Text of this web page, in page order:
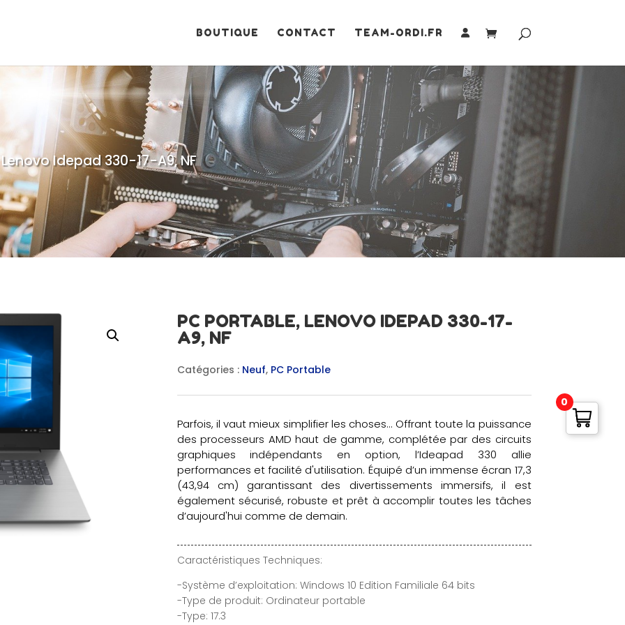
BOUTIQUE CONTACT TEAM-ORDI.FR
Idepad 330-17-A9, NF
PC PORTABLE, LENOVO IDEPAD 330-17-
A9, NF
Catégories : Neuf, PC Portable
Parfois, il vaut mieux simplifier les choses… Offrant toute la puissance
des processeurs AMD haut de gamme, complétée par des circuits
graphiques indépendants en option, l’Ideapad 330 allie
performances et facilité d'utilisation. Équipé d’un immense écran 17,3
(43,94 cm) garantissant des divertissements immersifs, il est
également sécurisé, robuste et prêt à accomplir toutes les tâches
d’aujourd'hui comme de demain.
Caractéristiques Techniques:
-Système d’exploitation: Windows 10 Edition Familiale 64 bits
-Type de produit: Ordinateur portable
-Type: 17.3
0